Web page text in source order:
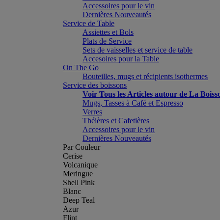
Accessoires pour le vin
Dernières Nouveautés
Service de Table
Assiettes et Bols
Plats de Service
Sets de vaisselles et service de table
Accesoires pour la Table
On The Go
Bouteilles, mugs et récipients isothermes
Service des boissons
Voir Tous les Articles autour de La
Mugs, Tasses à Café et Espresso
Verres
Théières et Cafetières
Accessoires pour le vin
Dernières Nouveautés
Par Couleur
Cerise
Volcanique
Meringue
Shell Pink
Blanc
Deep Teal
Azur
Flint